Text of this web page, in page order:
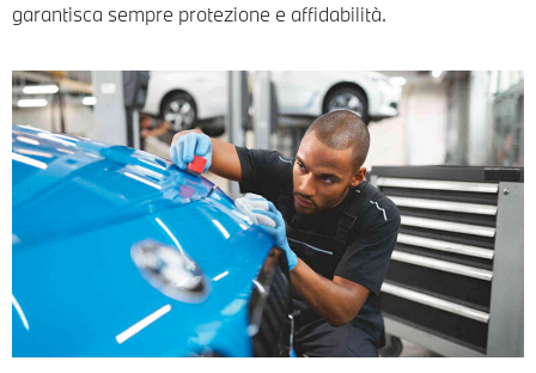
garantisca sempre protezione e affidabilità.